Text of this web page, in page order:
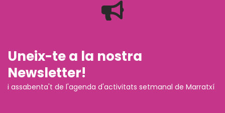
Uneix-te a la nostra
Newsletter!
i assabenta't de l'agenda d'activitats setmanal de Marratxí